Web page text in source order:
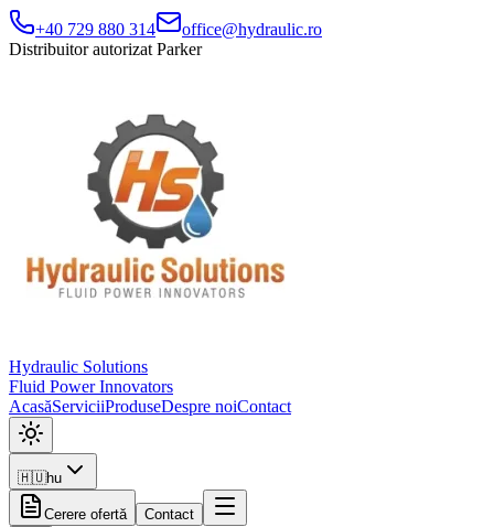
+40 729 880 314
office@hydraulic.ro
Distribuitor autorizat Parker
Hydraulic Solutions
Fluid Power Innovators
AcasăServiciiProduseDespre noiContact
🇭🇺hu
Cerere ofertă Contact